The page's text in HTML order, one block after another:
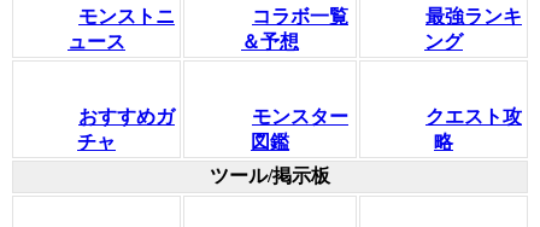
モンストニ
ュース
コラボ一覧
＆予想
最強ランキ
ング
おすすめガ
チャ
モンスター
図鑑
クエスト攻
略
ツール/掲示板